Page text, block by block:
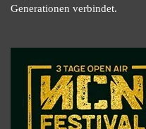
Generationen verbindet.